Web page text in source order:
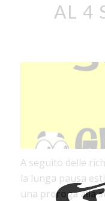
AL 4
A seguito delle
la lunga pausa
una proroga alla